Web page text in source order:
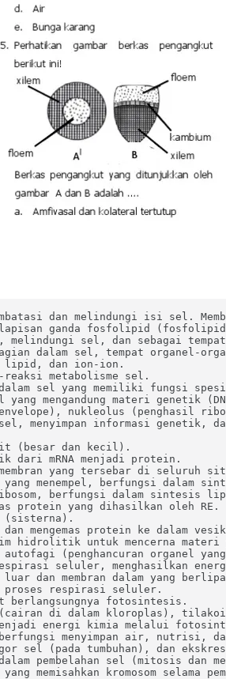
dan melindungi isi sel.
ganda fosfolipid
melindungi sel, dan sebagai
dalam sel, tempat organel-
dan ion-ion.
metabolisme sel.
sel yang memiliki fungsi
yang mengandung materi genetik
nukleolus (penghasil
menyimpan informasi genetik,
(besar dan kecil).
dari mRNA menjadi protein.
yang tersebar di seluruh
menempel, berfungsi dalam
berfungsi dalam sintesis
protein yang dihasilkan oleh RE.
mengemas protein ke dalam
hidrolitik untuk mencerna materi
(penghancuran organel
seluler, menghasilkan
dan membran dalam yang
respirasi seluler.
berlangsungnya fotosintesis.
di dalam kloroplas),
energi kimia melalui
menyimpan air, nutrisi,
sel (pada tumbuhan), dan
pembelahan sel (mitosis dan
memisahkan kromosom selama